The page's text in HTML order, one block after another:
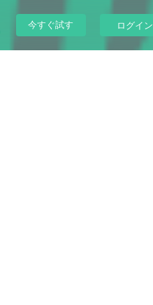
今すぐ試す ログイン